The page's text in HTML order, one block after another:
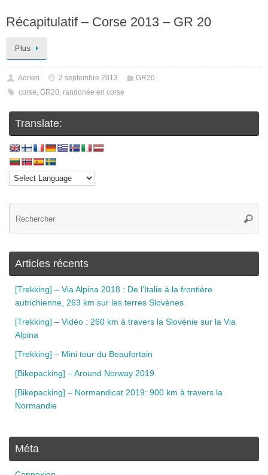
Récapitulatif – Corse 2013 – GR 20
Plus
Adrien 2 septembre 2013
GR20
corse, GR20, randonée en corse
Translate:
Articles récents
[Trekking] – Via Alpina 2018 : De l’Italie à la frontière
autrichienne, 263 km sur les terres Slovènes
[Trekking] – Vidéo : 260 km à travers la Slovénie sur la Via
Alpina
[Trekking] – Mini tour du Beaufortain
[Bikepacking] – Around Norway 2019
[Bikepacking] – Normandicat 2019: 900 km à travers la
Normandie
Méta